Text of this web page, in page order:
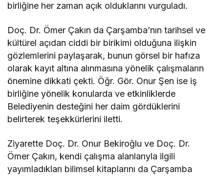
birliğine her zaman açık olduklarını vurguladı.
Doç. Dr. Ömer Çakın da Çarşamba’nın tarihsel ve
kültürel açıdan ciddi bir birikimi olduğuna ilişkin
gözlemlerini paylaşarak, bunun görsel bir hafıza
olarak kayıt altına alınmasına yönelik çalışmaların
önemine dikkati çekti. Öğr. Gör. Onur Şen ise iş
birliğine yönelik konularda ve etkinliklerde
Belediyenin desteğini her daim gördüklerini
belirterek teşekkürlerini iletti.
Ziyarette Doç. Dr. Onur Bekiroğlu ve Doç. Dr.
Ömer Çakın, kendi çalışma alanlarıyla ilgili
yayımladıkları bilimsel kitaplarını da Çarşamba